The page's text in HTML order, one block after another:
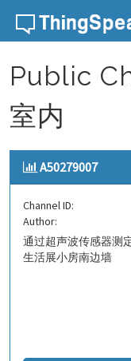
Skip to content
Public
室内
A50279007
Channel ID:
Author:
通过超声波传感器测
生活展小房南边墙